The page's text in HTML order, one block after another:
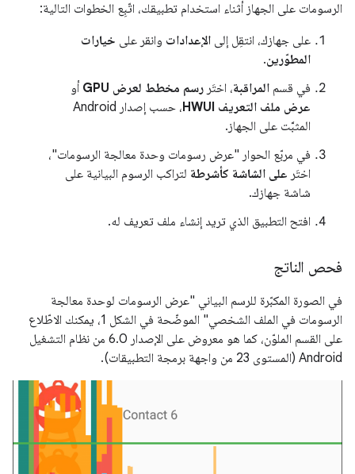
الرسومات على الجهاز أثناء استخدام تطبيقك، اتّبِع الخطوات التالية:
على جهازك، انتقِل إلى الإعدادات وانقر على خيارات
المطوّرين.
في قسم المراقبة، اختَر رسم مخطط لعرض GPU
أو
عرض ملف التعريف HWUI
، حسب إصدار Android
المثبَّت على الجهاز.
في مربّع الحوار "عرض رسومات وحدة معالجة الرسومات"،
اختَر على الشاشة كأشرطة لتراكب الرسوم البيانية على
شاشة جهازك.
افتح التطبيق الذي تريد إنشاء ملف تعريف له.
فحص الناتج
في الصورة المكبّرة للرسم البياني "عرض الرسومات لوحدة معالجة
الرسومات في الملف الشخصي" الموضّحة في الشكل 1، يمكنك الاطّلاع
على القسم الملوّن، كما هو معروض على الإصدار 6.0 من نظام التشغيل
Android (المستوى 23 من واجهة برمجة التطبيقات).